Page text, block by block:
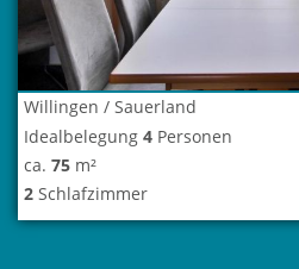
Willingen / Sauerland
Idealbelegung 4 Personen
ca. 75 m²
2 Schlafzimmer